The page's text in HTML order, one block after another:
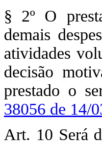
§ 2º O
demais
atividades
decisão
prestado o
38056 de 14/
Art. 10 Será